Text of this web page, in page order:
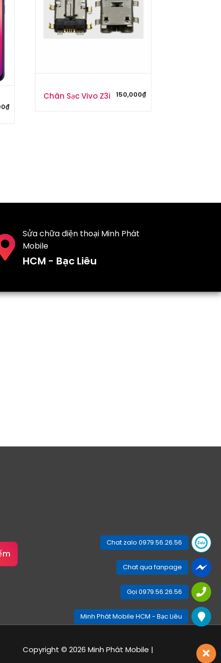
₫
Chân Sạc Vivo Z3i 150,000₫
Sửa chữa điện thoại Minh Phát
Mobile
HCM - Bạc Liêu
Copyright © 2026 Minh Phát Mobile |
Chat zalo 0979.56.26.56
Chat qua fanpage
Gọi 0979.56.26.56
Minh Phát Mobile HCM - Bạc Liêu